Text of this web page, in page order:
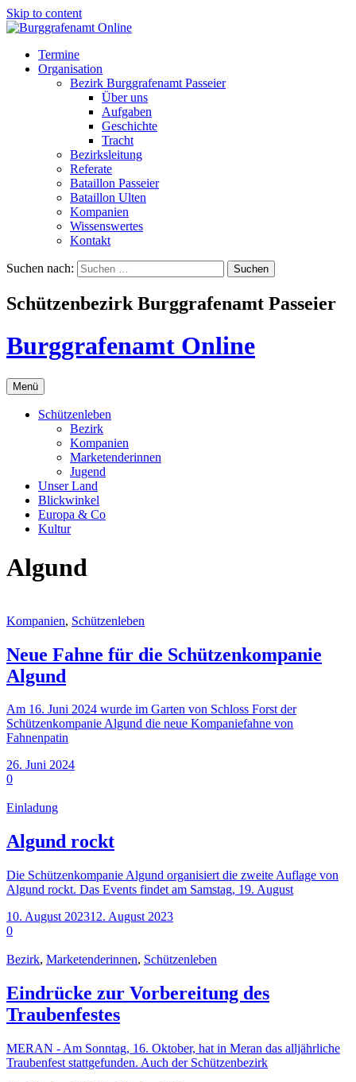
Skip to content
Termine
Organisation
Bezirk Burggrafenamt Passeier
Über uns
Aufgaben
Geschichte
Tracht
Bezirksleitung
Referate
Bataillon Passeier
Bataillon Ulten
Kompanien
Wissenswertes
Kontakt
Suchen nach:
Schützenbezirk Burggrafenamt Passeier
Burggrafenamt Online
Menü
Schützenleben
Bezirk
Kompanien
Marketenderinnen
Jugend
Unser Land
Blickwinkel
Europa & Co
Kultur
Algund
Kompanien, Schützenleben
Neue Fahne für die Schützenkompanie
Algund
Am 16. Juni 2024 wurde im Garten von Schloss Forst der
Schützenkompanie Algund die neue Kompaniefahne von
Fahnenpatin
26. Juni 2024
0
Einladung
Algund rockt
Die Schützenkompanie Algund organisiert die zweite Auflage von
Algund rockt. Das Events findet am Samstag, 19. August
10. August 202312. August 2023
0
Bezirk, Marketenderinnen, Schützenleben
Eindrücke zur Vorbereitung des
Traubenfestes
MERAN - Am Sonntag, 16. Oktober, hat in Meran das alljährliche
Traubenfest stattgefunden. Auch der Schützenbezirk